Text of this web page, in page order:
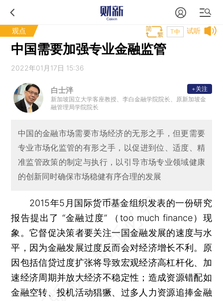
观点 试听
T中
中国需要加强专业金融监管
2022年01月17日 15:36
白士泮
新加坡国立大学客座教授、李白金融学院院长、原新加坡金
融管理局学院院长
+关注
中国的金融市场需要市场经济的无形之手，但更需要
专业市场化监管的有形之手，以促进到位、适度、精
准监管政策的制定与执行，以引导市场专业领域健康
的创新同时确保市场稳健有序合理的发展
2015年5月国际货币基金组织发表的一份研究
报告提出了 “金融过度” （too much finance）现
象。它督促决策者要关注一国金融发展的速度与水
平，因为金融发展过度反而会对经济增长不利。原
因包括信贷过度扩张将导致宏观经济高杠杆化、加
速经济周期并放大经济不稳定性；造成资源错配如
金融空转、投机活动猖獗、过多人力资源追捧金融